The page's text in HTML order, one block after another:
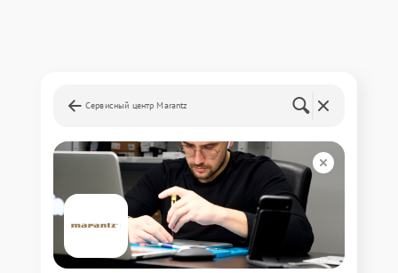
Сервисный центр Marantz